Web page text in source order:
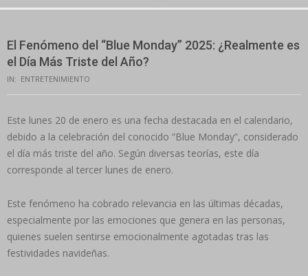
El Fenómeno del “Blue Monday” 2025: ¿Realmente es
el Día Más Triste del Año?
IN: ENTRETENIMIENTO
Este lunes 20 de enero es una fecha destacada en el calendario,
debido a la celebración del conocido “Blue Monday”, considerado
el día más triste del año. Según diversas teorías, este día
corresponde al tercer lunes de enero.
Este fenómeno ha cobrado relevancia en las últimas décadas,
especialmente por las emociones que genera en las personas,
quienes suelen sentirse emocionalmente agotadas tras las
festividades navideñas.